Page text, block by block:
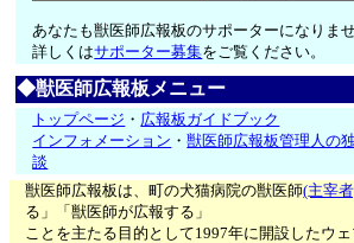
あなたも獣医師広報板のサポーターになりませ
詳しくはサポーター募集をご覧ください。
◆獣医師広報板メニュー
トップページ ・ 広報板ガイドブック
インフォメーション ・獣医師広報板管理人の
談
獣医師広報板は、町の犬猫病院の獣医師(主宰
る」「獣医師が広報する」
ことを主たる目的として1997年に開設したウ